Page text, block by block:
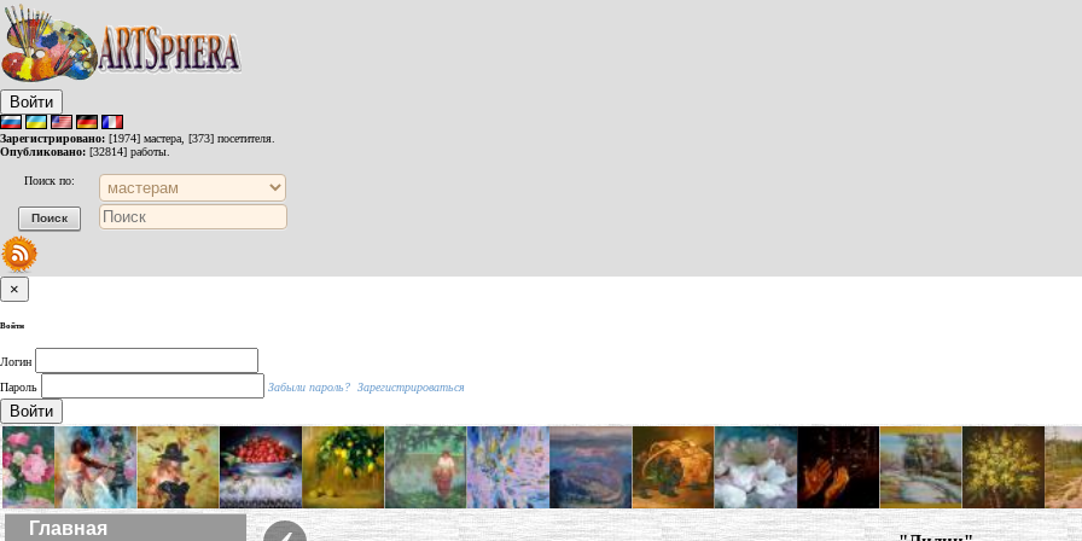
Войти
Зарегистрировано: [1974] мастера, [373] посетителя.
Опубликовано: [32814] работы.
Поиск по:
×
Войти
Логин
Пароль
Забыли пароль? Зарегистрироваться
Войти
Главная